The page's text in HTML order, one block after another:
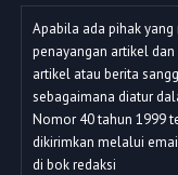
Apabila ada pihak
penayangan artikel
artikel atau berita
sebagaimana diatur
Nomor 40 tahun 1999
dikirimkan melalui
di bok redaksi